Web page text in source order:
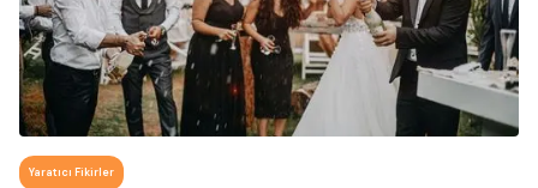
Yaratıcı Fikirler